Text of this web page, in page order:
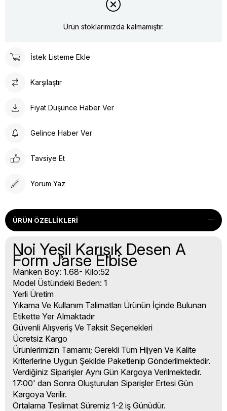
Ürün stoklarımızda kalmamıştır.
İstek Listeme Ekle
Karşılaştır
Fiyat Düşünce Haber Ver
Gelince Haber Ver
Tavsiye Et
Yorum Yaz
ÜRÜN ÖZELLIKLERI
Noi Yeşil Karışık Desen A
Form Jarse Elbise
Manken Boy: 1.68- Kilo:52
Model Üstündeki Beden: 1
Yerli Üretim
Yıkama Ve Kullanım Talimatları Ürünün İçinde Bulunan
Etikette Yer Almaktadır
Güvenli Alışveriş Ve Taksit Seçenekleri
Ücretsiz Kargo
Ürünlerimizin Tamamı; Gerekli Tüm Hijyen Ve Kalite
Kriterlerine Uygun Şekilde Paketlenip Gönderilmektedir.
Verdiğiniz Siparişler Aynı Gün Kargoya Verilmektedir.
17:00' dan Sonra Oluşturulan Siparişler Ertesi Gün
Kargoya Verilir.
Ortalama Teslimat Süremiz 1-2 iş Günüdür.